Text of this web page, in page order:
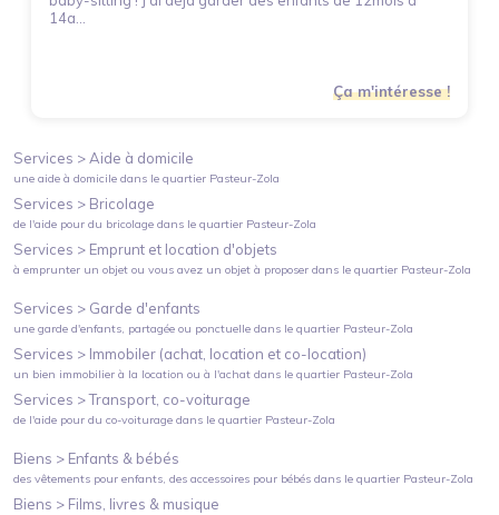
14a...
Ça m'intéresse !
Services >Aide à domicile
une aide à domicile dans le quartier Pasteur-Zola
Services > Bricolage
de l'aide pour du bricolage dans le quartier Pasteur-Zola
Services > Emprunt et location d'objets
à emprunter un objet ou vous avez un objet à proposer dans le quartier Pasteur-Zola
Services > Garde d'enfants
une garde d'enfants, partagée ou ponctuelle dans le quartier Pasteur-Zola
Services > Immobiler (achat, location et co-location)
un bien immobilier à la location ou à l'achat dans le quartier Pasteur-Zola
Services >Transport, co-voiturage
de l'aide pour du co-voiturage dans le quartier Pasteur-Zola
Biens > Enfants & bébés
des vêtements pour enfants, des accessoires pour bébés dans le quartier Pasteur-Zola
Biens > Films, livres & musique